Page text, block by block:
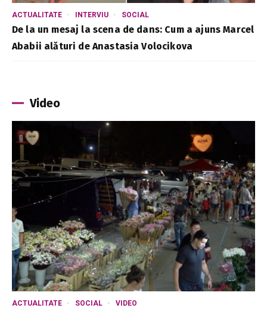
ACTUALITATE INTERVIU SOCIAL
De la un mesaj la scena de dans: Cum a ajuns Marcel
Ababii alături de Anastasia Volocikova
Video
ACTUALITATE SOCIAL VIDEO